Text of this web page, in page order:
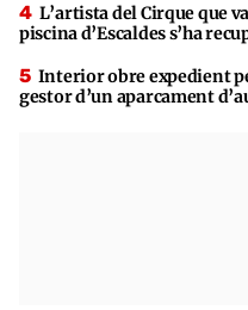
L’artista del Cirque que
piscina d’Escaldes s’ha
Interior obre expedient
gestor d’un aparcament